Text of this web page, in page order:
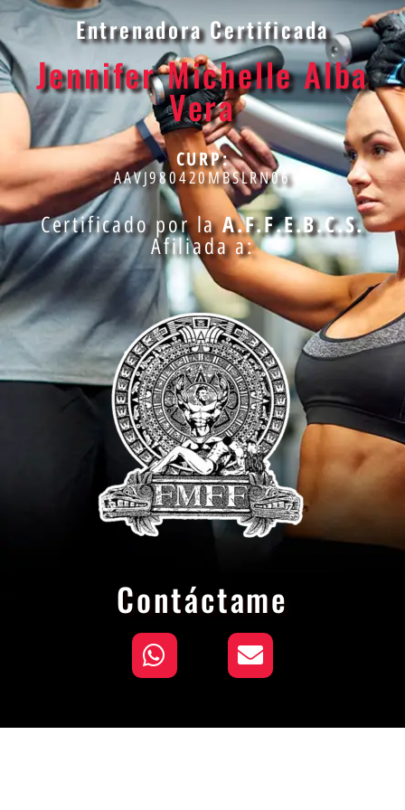
Entrenadora Certificada
Jennifer Michelle Alba
Vera
CURP:
AAVJ980420MBSLRN06
Certificado por laA.F.F.E.B.C.S.
Afiliada a:
Contáctame